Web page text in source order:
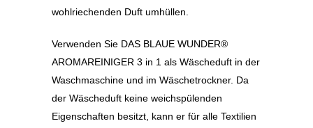
wohlriechenden Duft umhüllen.
Verwenden Sie DAS BLAUE WUNDER®
AROMAREINIGER 3 in 1 als Wäscheduft in der
Waschmaschine und im Wäschetrockner. Da
der Wäscheduft keine weichspülenden
Eigenschaften besitzt, kann er für alle Textilien